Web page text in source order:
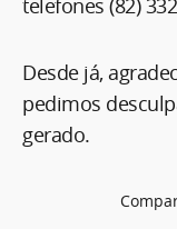
telefones (82)
Desde já,
pedimos
gerado.